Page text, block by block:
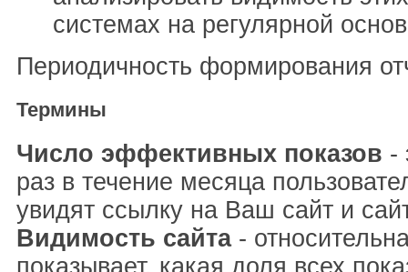
системах на регулярной
Периодичность формирования
Термины
Число эффективных показов -
раз в течение месяца
увидят ссылку на Ваш сайт и
Видимость сайта-